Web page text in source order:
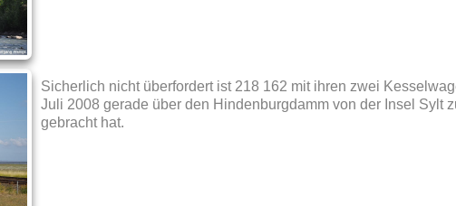
Sicherlich nicht überfordert ist 218 162 mit ihren zwei
Juli 2008 gerade über den Hindenburgdamm von der Insel Sylt
gebracht hat.